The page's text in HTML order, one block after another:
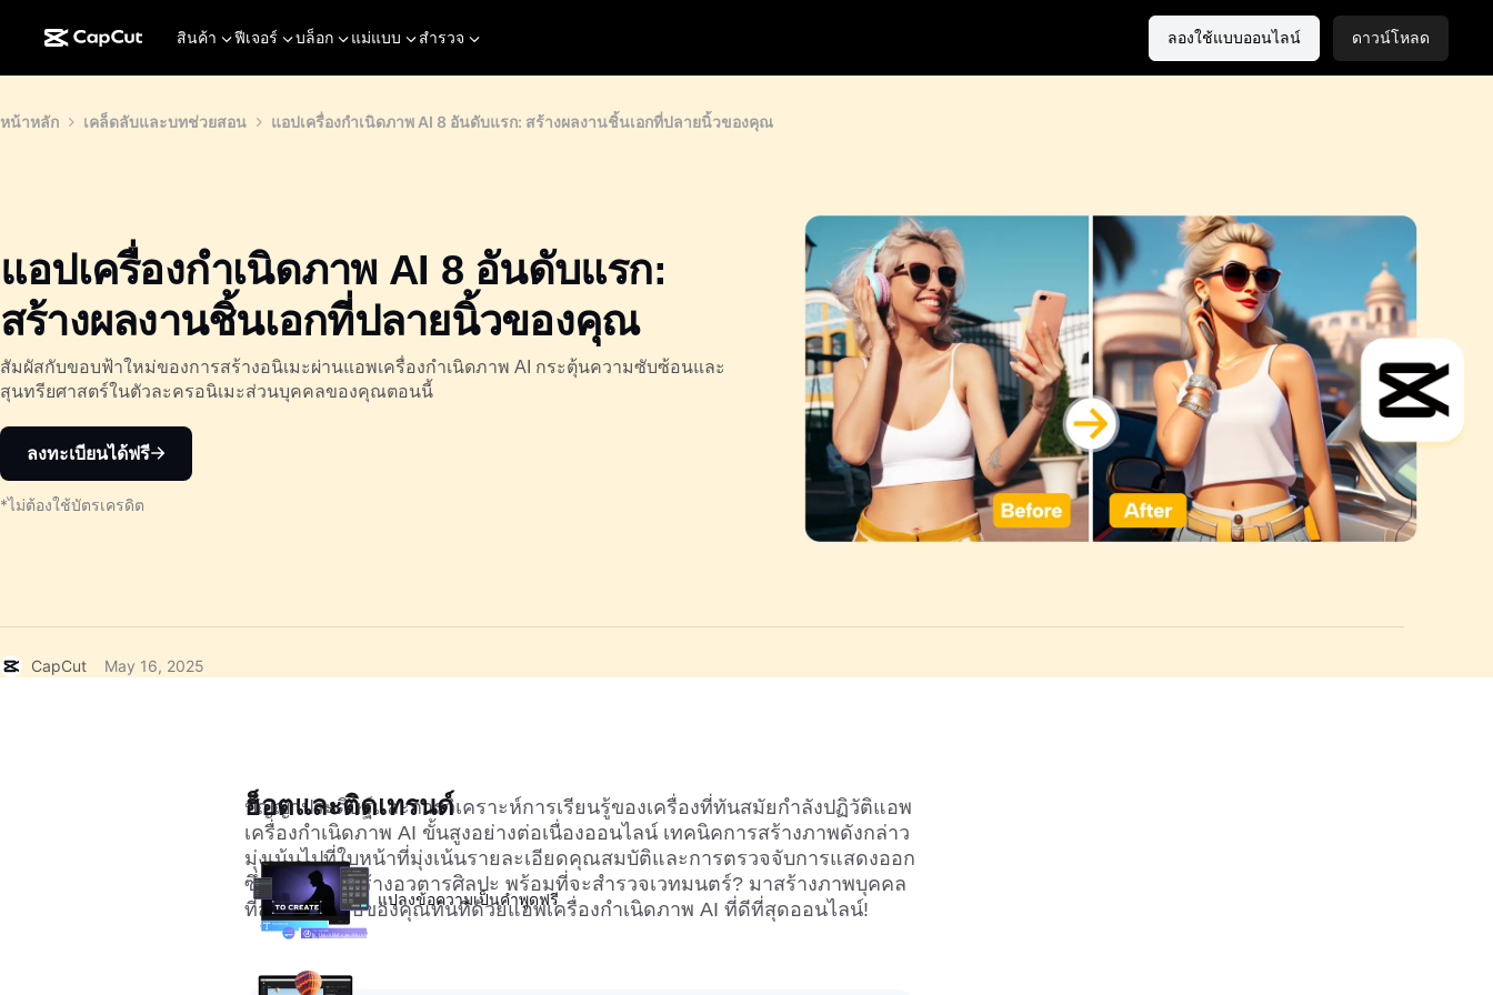
สินค้า ฟีเจอร์ บล็อก แม่แบบ สำรวจ ลองใช้แบบออนไลน์ ดาวน์โหลด
หน้าหลัก เคล็ดลับและบทช่วยสอน แอปเครื่องกำเนิดภาพ AI 8 อันดับแรก: สร้างผลงานชิ้นเอกที่ปลายนิ้วของคุณ
แอปเครื่องกำเนิดภาพ AI 8 อันดับแรก:
สร้างผลงานชิ้นเอกที่ปลายนิ้วของคุณ
สัมผัสกับขอบฟ้าใหม่ของการสร้างอนิเมะผ่านแอพเครื่องกำเนิดภาพ AI กระตุ้นความซับซ้อนและ
สุนทรียศาสตร์ในตัวละครอนิเมะส่วนบุคคลของคุณตอนนี้
ลงทะเบียนได้ฟรี
*ไม่ต้องใช้บัตรเครดิต
CapCut May 16, 2025
ปัญญาประดิษฐ์และการวิเคราะห์การเรียนรู้ของเครื่องที่ทันสมัยกำลังปฏิวัติแอพ
เครื่องกำเนิดภาพ AI ขั้นสูงอย่างต่อเนื่องออนไลน์ เทคนิคการสร้างภาพดังกล่าว
มุ่งเน้นไปที่ใบหน้าที่มุ่งเน้นรายละเอียดคุณสมบัติและการตรวจจับการแสดงออก
ซึ่งใช้ในการสร้างอวตารศิลปะ พร้อมที่จะสำรวจเวทมนตร์? มาสร้างภาพบุคคล
ที่สมบูรณ์แบบของคุณทันทีด้วยแอพเครื่องกำเนิดภาพ AI ที่ดีที่สุดออนไลน์!
ฮ็อตและติดเทรนด์
แปลงข้อความเป็นคำพูดฟรี